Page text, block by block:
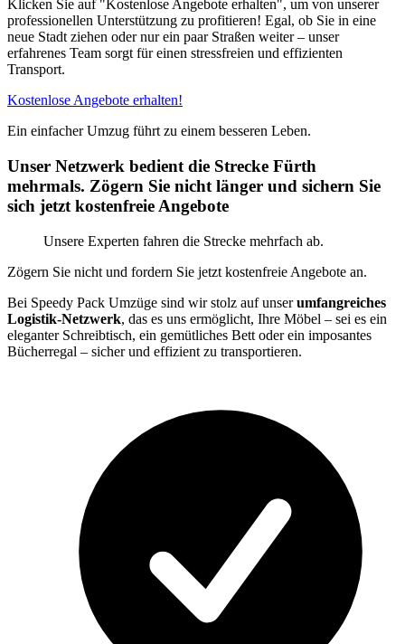
Klicken Sie auf "Kostenlose Angebote erhalten", um von unserer
professionellen Unterstützung zu profitieren! Egal, ob Sie in eine
neue Stadt ziehen oder nur ein paar Straßen weiter – unser
erfahrenes Team sorgt für einen stressfreien und effizienten
Transport.
Kostenlose Angebote erhalten!
Ein einfacher Umzug führt zu einem besseren Leben.
Unser Netzwerk bedient die Strecke Fürth
mehrmals. Zögern Sie nicht länger und sichern Sie
sich jetzt kostenfreie Angebote
Unsere Experten fahren die Strecke mehrfach ab.
Zögern Sie nicht und fordern Sie jetzt kostenfreie Angebote an.
Bei Speedy Pack Umzüge sind wir stolz auf unserumfangreiches
Logistik-Netzwerk, das es uns ermöglicht, Ihre Möbel – sei es ein
eleganter Schreibtisch, ein gemütliches Bett oder ein imposantes
Bücherregal – sicher und effizient zu transportieren.